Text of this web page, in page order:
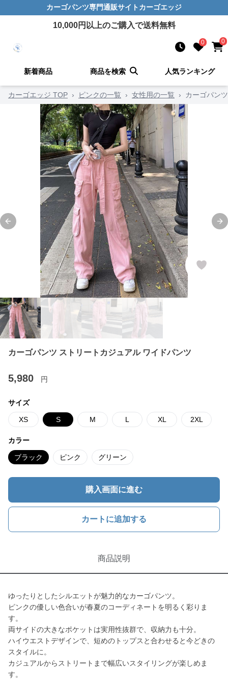
カーゴパンツ専門通販サイト カーゴエッジ
10,000円以上のご購入で送料無料
0 0
新着商品 商品を検索 人気ランキング
カーゴエッジ TOP › ピンクの一覧 › 女性用の一覧 › カーゴパン
Previous slide
カーゴパンツ ストリートカジュアル ワイドパンツ
5,980 円
サイズ
XS S M L XL 2XL
カラー
ブラック ピンク グリーン
購入画面に進む
カートに追加する
商品説明
ゆったりとしたシルエットが魅力的なカーゴパンツ。
ピンクの優しい色合いが春夏のコーディネートを明るく彩りま
す。
両サイドの大きなポケットは実用性抜群で、収納力も十分。
ハイウエストデザインで、短めのトップスと合わせると今どきの
スタイルに。
カジュアルからストリートまで幅広いスタイリングが楽しめま
す。